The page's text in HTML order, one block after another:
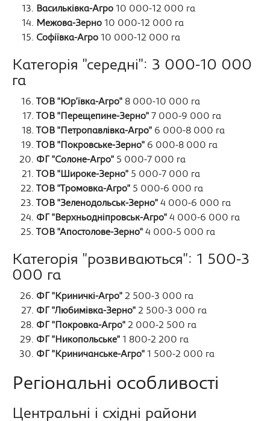
Васильківка-Агро 10 000-12 000 га
Межова-Зерно 10 000-12 000 га
Софіївка-Агро 10 000-12 000 га
Категорія "середні": 3 000-10 000
га
ТОВ "Юр'ївка-Агро" 8 000-10 000 га
ТОВ "Перещепине-Зерно" 7 000-9 000 га
ТОВ "Петропавлівка-Агро" 6 000-8 000 га
ТОВ "Покровське-Зерно" 6 000-8 000 га
ФГ "Солоне-Агро" 5 000-7 000 га
ТОВ "Широке-Зерно" 5 000-7 000 га
ТОВ "Тромовка-Агро" 5 000-6 000 га
ТОВ "Зеленодольськ-Зерно" 4 000-6 000 га
ФГ "Верхньодніпровськ-Агро" 4 000-6 000 га
ТОВ "Апостолове-Зерно" 4 000-5 000 га
Категорія "розвиваються": 1 500-3
000 га
ФГ "Криничкі-Агро" 2 500-3 000 га
ФГ "Любимівка-Зерно" 2 500-3 000 га
ФГ "Покровка-Агро" 2 000-2 500 га
ФГ "Никопольське" 1 800-2 200 га
ФГ "Криничанське-Агро" 1 500-2 000 га
Регіональні особливості
Центральні і східні райони